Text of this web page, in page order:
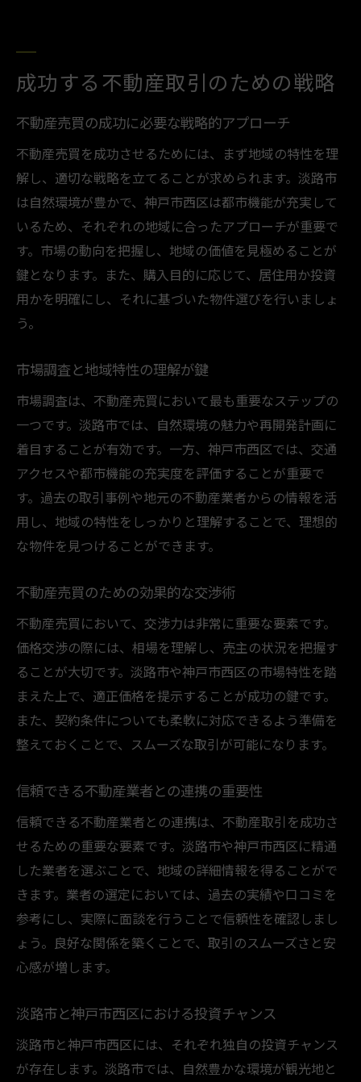
不動産売買で淡路市の自然を活かす選択肢
不動産売買を通じて自然との調和を実現
成功する不動産取引のための戦略
不動産売買の成功に必要な戦略的アプローチ
不動産売買を成功させるためには、まず地域の特性を理
解し、適切な戦略を立てることが求められます。淡路市
は自然環境が豊かで、神戸市西区は都市機能が充実して
いるため、それぞれの地域に合ったアプローチが重要で
す。市場の動向を把握し、地域の価値を見極めることが
鍵となります。また、購入目的に応じて、居住用か投資
用かを明確にし、それに基づいた物件選びを行いましょ
う。
市場調査と地域特性の理解が鍵
市場調査は、不動産売買において最も重要なステップの
一つです。淡路市では、自然環境の魅力や再開発計画に
着目することが有効です。一方、神戸市西区では、交通
アクセスや都市機能の充実度を評価することが重要で
す。過去の取引事例や地元の不動産業者からの情報を活
用し、地域の特性をしっかりと理解することで、理想的
な物件を見つけることができます。
不動産売買のための効果的な交渉術
不動産売買において、交渉力は非常に重要な要素です。
価格交渉の際には、相場を理解し、売主の状況を把握す
ることが大切です。淡路市や神戸市西区の市場特性を踏
まえた上で、適正価格を提示することが成功の鍵です。
また、契約条件についても柔軟に対応できるよう準備を
整えておくことで、スムーズな取引が可能になります。
信頼できる不動産業者との連携の重要性
信頼できる不動産業者との連携は、不動産取引を成功さ
せるための重要な要素です。淡路市や神戸市西区に精通
した業者を選ぶことで、地域の詳細情報を得ることがで
きます。業者の選定においては、過去の実績や口コミを
参考にし、実際に面談を行うことで信頼性を確認しまし
ょう。良好な関係を築くことで、取引のスムーズさと安
心感が増します。
淡路市と神戸市西区における投資チャンス
淡路市と神戸市西区には、それぞれ独自の投資チャンス
が存在します。淡路市では、自然豊かな環境が観光地と